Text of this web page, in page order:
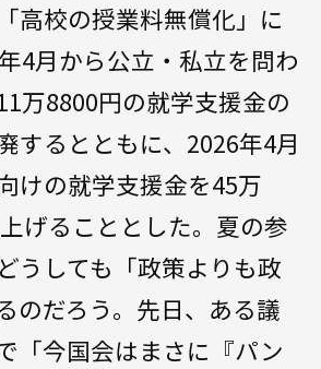
高校の授業料無償化」に
4月から公立・私立を問わ
万8800円の就学支援金の
するとともに、2026年4月
けの就学支援金を45万
げることとした。夏の参
うしても「政策よりも政
のだろう。先日、ある議
「今国会はまさに『パン